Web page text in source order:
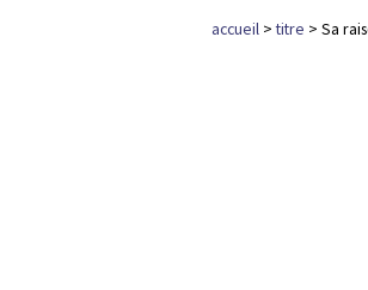
accueil >titre > Sa